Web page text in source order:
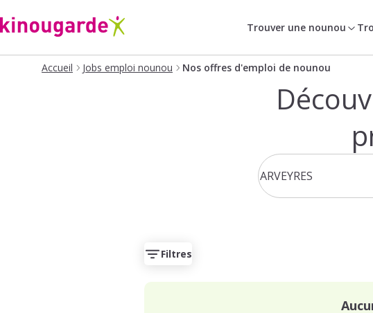
Trouver une nounou
Accueil Jobs emploi nounou Nos offres d'emploi de nounou
Filtres